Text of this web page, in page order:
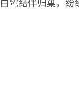
白鹭结伴归巢，纷